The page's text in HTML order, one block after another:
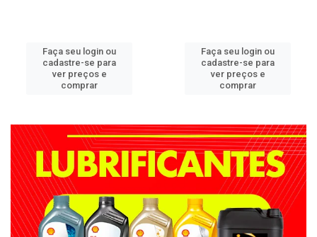
Faça seu login ou
cadastre-se para
ver preços e
comprar
Faça seu login ou
cadastre-se para
ver preços e
comprar